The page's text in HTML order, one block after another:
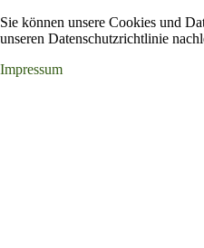
Sie können unsere Cookies und
unseren Datenschutzrichtlinie
Impressum